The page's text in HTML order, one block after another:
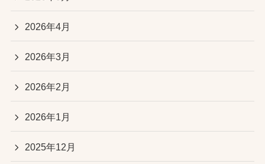
2026年4月
2026年3月
2026年2月
2026年1月
2025年12月